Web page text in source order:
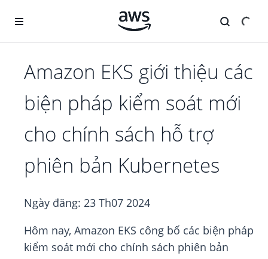
Amazon EKS giới thiệu các
biện pháp kiểm soát mới
cho chính sách hỗ trợ
phiên bản Kubernetes
Ngày đăng: 23 Th07 2024
Hôm nay, Amazon EKS công bố các biện pháp
kiểm soát mới cho chính sách phiên bản